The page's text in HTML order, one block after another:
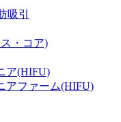
吸引
・コア)
ア(HIFU)
アファーム(HIFU)